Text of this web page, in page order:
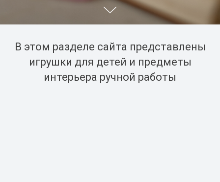
В этом разделе сайта представлены
игрушки для детей и предметы
интерьера ручной работы